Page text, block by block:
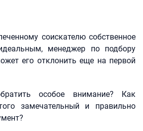
соискателю собственное
менеджер по подбору
его отклонить еще на первой
особое внимание? Как
замечательный и правильно